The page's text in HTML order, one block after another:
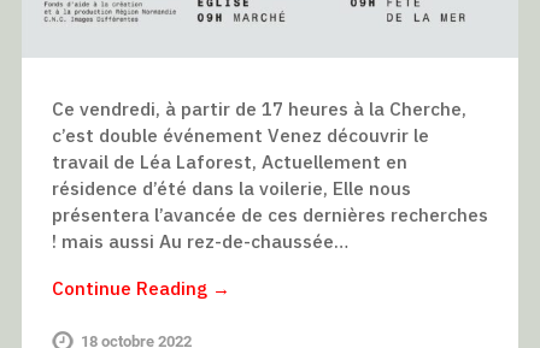
Ce vendredi, à partir de 17 heures à la Cherche,
c’est double événement Venez découvrir le
travail de Léa Laforest, Actuellement en
résidence d’été dans la voilerie, Elle nous
présentera l’avancée de ces dernières recherches
! mais aussi Au rez-de-chaussée…
Continue Reading →
18 octobre 2022